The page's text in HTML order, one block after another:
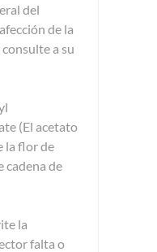
del
de la
a su
(El acetato
la flor de
cadena de
la
falta o